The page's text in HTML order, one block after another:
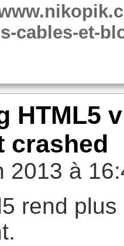
cables-et-
HTML5
crashed
2013 à
rend